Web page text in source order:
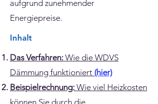
aufgrund zunehmender
Energiepreise.
Inhalt
Das Verfahren: Wie die WDVS
Dämmung funktioniert (hier)
​Beispielrechnung: Wie viel Heizkosten
können Sie durch die